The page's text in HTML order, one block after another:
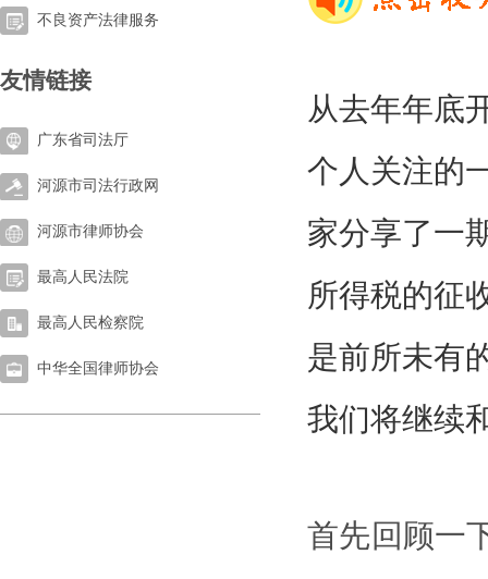
不良资产法律服务
友情链接
广东省司法厅
河源市司法行政网
河源市律师协会
最高人民法院
最高人民检察院
中华全国律师协会
从去年年底
个人关注的
家分享了一
所得税的征
是前所未有
我们将继续
首先回顾一